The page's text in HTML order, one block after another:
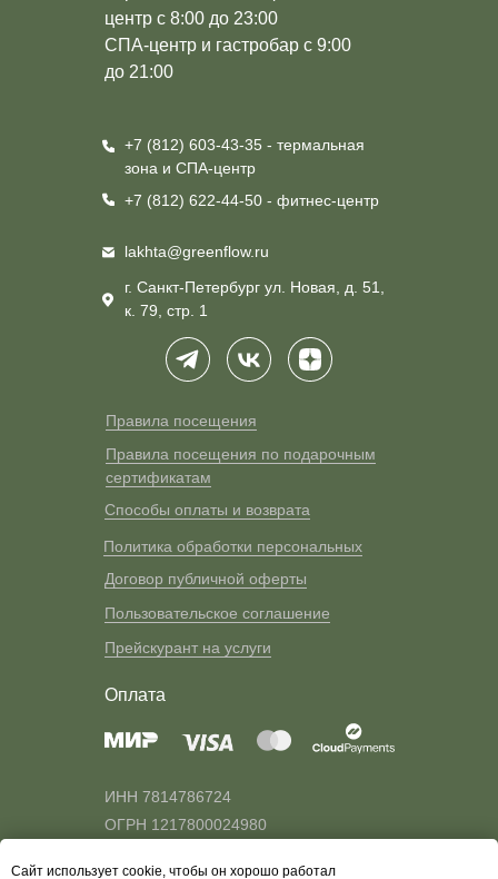
Сайт использует cookie, чтобы он хорошо работал
Оплата
г. Санкт-Петербург ул. Новая, д. 51,
к. 79, стр. 1
lakhta@greenflow.ru
+7 (812) 603-43-35 - термальная
зона и СПА-центр
+7 (812) 622-44-50 - фитнес-центр
ИНН 7814786724
ОГРН 1217800024980
Прейскурант на услуги
Пользовательское соглашение
Договор публичной оферты
Правила посещения по подарочным
сертификатам
Способы оплаты и возврата
Правила посещения
Политика обработки персональных
центр с 8:00 до 23:00
СПА-центр и гастробар с 9:00
до 21:00